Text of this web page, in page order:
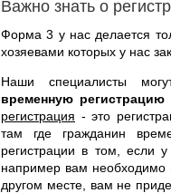
Важно знать о
Форма 3 у нас делается
хозяевами которых у нас
Наши специалисты
временную
регистрация - это
там где гражданин
регистрации в том, если
например вам необходимо
другом месте, вам не